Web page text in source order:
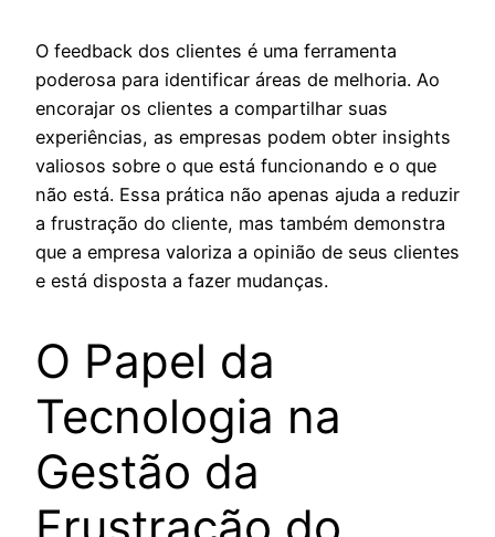
O feedback dos clientes é uma ferramenta
poderosa para identificar áreas de melhoria. Ao
encorajar os clientes a compartilhar suas
experiências, as empresas podem obter insights
valiosos sobre o que está funcionando e o que
não está. Essa prática não apenas ajuda a reduzir
a frustração do cliente, mas também demonstra
que a empresa valoriza a opinião de seus clientes
e está disposta a fazer mudanças.
O Papel da
Tecnologia na
Gestão da